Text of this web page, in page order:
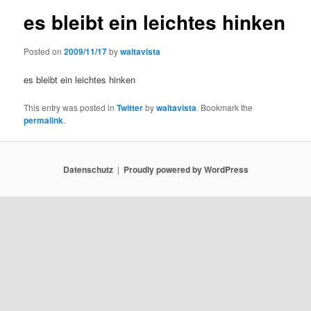
es bleibt ein leichtes hinken
Posted on2009/11/17bywaltavista
es bleibt ein leichtes hinken
This entry was posted inTwitterbywaltavista. Bookmark the
permalink.
Datenschutz Proudly powered by WordPress